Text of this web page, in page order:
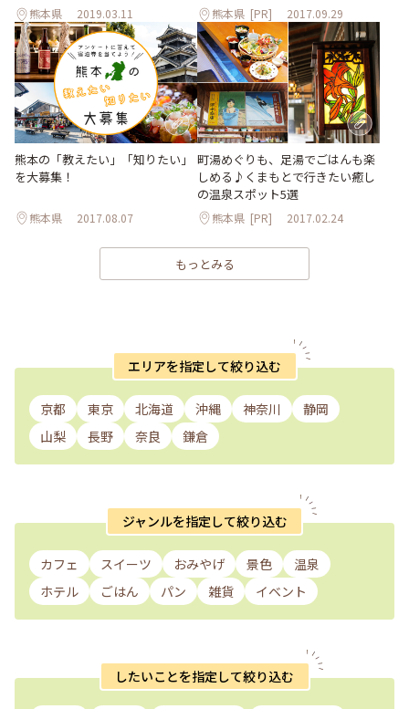
熊本県 2019.03.11 熊本県 [PR] 2017.09.29
熊本の「教えたい」「知りたい」
を大募集！
熊本県 2017.08.07
町湯めぐりも、足湯でごはんも楽
しめる♪くまもとで行きたい癒し
の温泉スポット5選
熊本県 [PR] 2017.02.24
もっとみる
エリアを指定して絞り込む
京都 東京 北海道 沖縄 神奈川
静岡
山梨
長野 奈良 鎌倉
ジャンルを指定して絞り込む
カフェ スイーツ おみやげ 景色
温泉
ホテル
ごはん パン 雑貨 イベント
したいことを指定して絞り込む